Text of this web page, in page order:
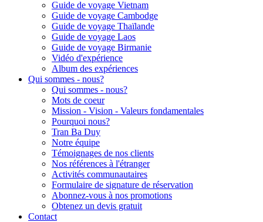
Guide de voyage Vietnam
Guide de voyage Cambodge
Guide de voyage Thaïlande
Guide de voyage Laos
Guide de voyage Birmanie
Vidéo d'expérience
Album des expériences
Qui sommes - nous?
Qui sommes - nous?
Mots de coeur
Mission - Vision - Valeurs fondamentales
Pourquoi nous?
Tran Ba Duy
Notre équipe
Témoignages de nos clients
Nos références à l'étranger
Activités communautaires
Formulaire de signature de réservation
Abonnez-vous à nos promotions
Obtenez un devis gratuit
Contact